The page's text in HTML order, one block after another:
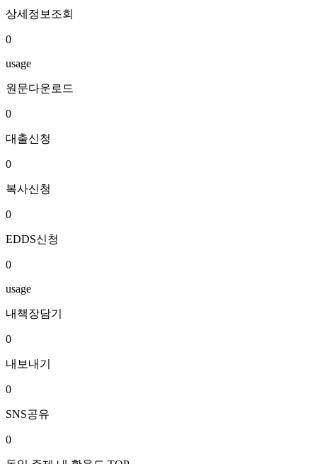
상세정보조회
0
usage
원문다운로드
0
대출신청
0
복사신청
0
EDDS신청
0
usage
내책장담기
0
내보내기
0
SNS공유
0